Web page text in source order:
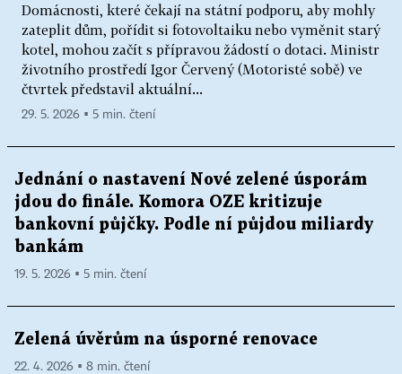
Domácnosti, které čekají na státní podporu, aby mohly
zateplit dům, pořídit si fotovoltaiku nebo vyměnit starý
kotel, mohou začít s přípravou žádostí o dotaci. Ministr
životního prostředí Igor Červený (Motoristé sobě) ve
čtvrtek představil aktuální...
29. 5. 2026 ▪ 5 min. čtení
Jednání o nastavení Nové zelené úsporám
jdou do finále. Komora OZE kritizuje
bankovní půjčky. Podle ní půjdou miliardy
bankám
19. 5. 2026 ▪ 5 min. čtení
Zelená úvěrům na úsporné renovace
22. 4. 2026 ▪ 8 min. čtení